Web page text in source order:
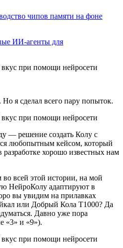
чипов памяти на фоне
ИИ‑агенты для
Но я сделал всего пару попыток.
— решение создать Колу с
любопытным кейсом, который
хорошо известных нам
всей этой истории, на мой
НейроКолу адаптируют в
вы увидим на прилавках
или Добрый Кола Т1000? Да
Давно уже пора
«3» и «9»).